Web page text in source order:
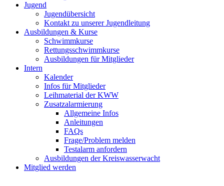
Jugend
Jugendübersicht
Kontakt zu unserer Jugendleitung
Ausbildungen & Kurse
Schwimmkurse
Rettungsschwimmkurse
Ausbildungen für Mitglieder
Intern
Kalender
Infos für Mitglieder
Leihmaterial der KWW
Zusatzalarmierung
Allgemeine Infos
Anleitungen
FAQs
Frage/Problem melden
Testalarm anfordern
Ausbildungen der Kreiswasserwacht
Mitglied werden